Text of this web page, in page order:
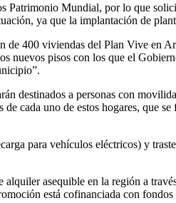
Patrimonio Mundial, por lo que
ya que la implantación de
400 viviendas del Plan Vive en
nuevos pisos con los que el
destinados a personas con
cada uno de estos hogares, que
para vehículos eléctricos) y
asequible en la región a
está cofinanciada con